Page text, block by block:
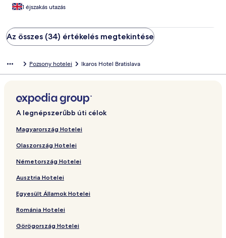
1 éjszakás utazás
Az összes (34) értékelés megtekintése
Pozsony hotelei Ikaros Hotel Bratislava
A legnépszerűbb úti célok
Magyarország Hotelei
Olaszország Hotelei
Németország Hotelei
Ausztria Hotelei
Egyesült Államok Hotelei
Románia Hotelei
Görögország Hotelei